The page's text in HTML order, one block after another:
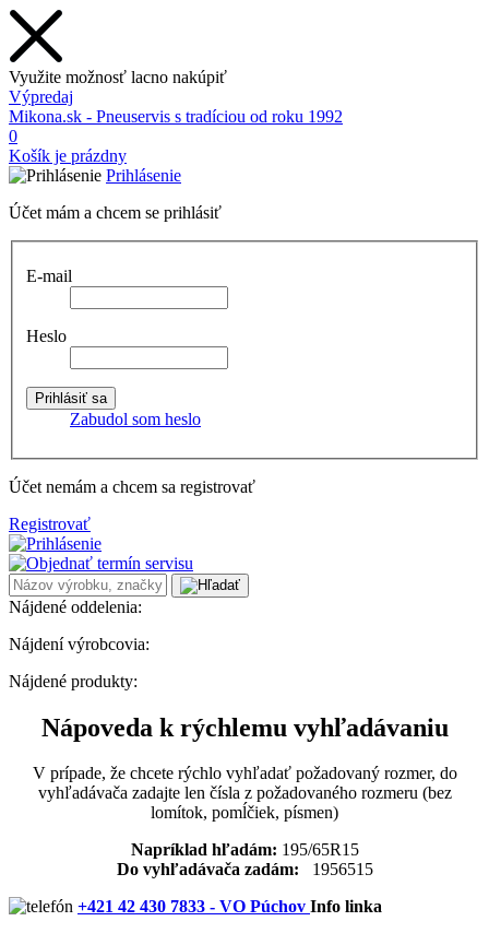
Využite možnosť lacno nakúpiť
Výpredaj
Mikona.sk - Pneuservis s tradíciou od roku 1992
0
Košík je prázdny
Prihlásenie
Účet mám a chcem se prihlásiť
E-mail
Heslo
Zabudol som heslo
Účet nemám a chcem sa registrovať
Registrovať
Nájdené oddelenia:
Nájdení výrobcovia:
Nájdené produkty:
Nápoveda k rýchlemu vyhľadávaniu
V prípade, že chcete rýchlo vyhľadať požadovaný rozmer, do
vyhľadávača zadajte len čísla z požadovaného rozmeru (bez
lomítok, pomĺčiek, písmen)
Napríklad hľadám: 195/65R15
Do vyhľadávača zadám: 1956515
+421 42 430 7833 - VO Púchov Info linka